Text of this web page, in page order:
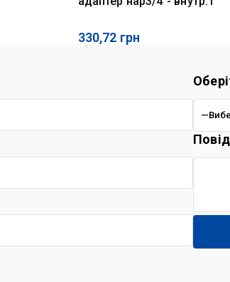
330,72 грн